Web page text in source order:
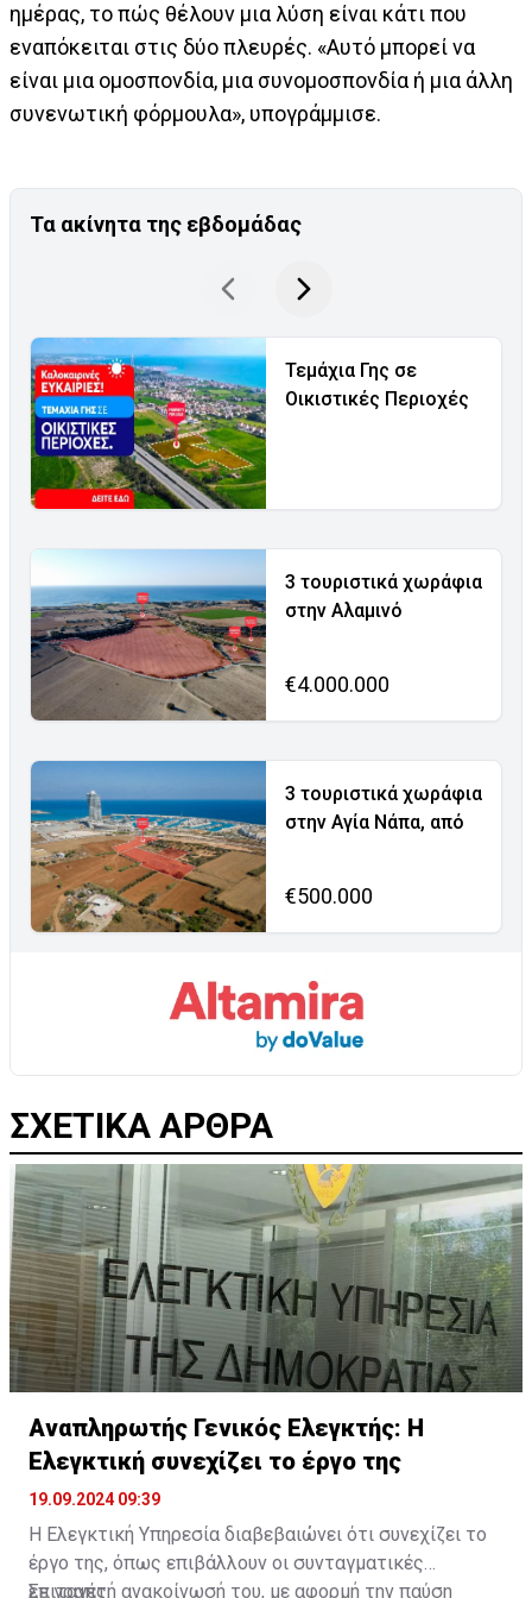
ημέρας, το πώς θέλουν μια λύση είναι κάτι που
εναπόκειται στις δύο πλευρές. «Αυτό μπορεί να
είναι μια ομοσπονδία, μια συνομοσπονδία ή μια άλλη
συνενωτική φόρμουλα», υπογράμμισε.
Τα ακίνητα της εβδομάδας
Τεμάχια Γης σε
Οικιστικές Περιοχές
3 τουριστικά χωράφια
στην Αλαμινό
€4.000.000
3 τουριστικά χωράφια
στην Αγία Νάπα, από
€500.000
ΣΧΕΤΙΚΑ ΑΡΘΡΑ
Αναπληρωτής Γενικός Ελεγκτής: H
Ελεγκτική συνεχίζει το έργο της
19.09.2024 09:39
Η Ελεγκτική Υπηρεσία διαβεβαιώνει ότι συνεχίζει το
έργο της, όπως επιβάλλουν οι συνταγματικές
επιταγές.
Σε γραπτή ανακοίνωσή του, με αφορμή την παύση